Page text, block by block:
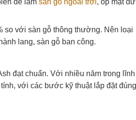
để làm sàn gỗ ngoài trời, ốp mặt
so với sàn gỗ thông thường. Nên loại
lang, sàn gỗ ban công.
đạt chuẩn. Với nhiều năm trong lĩnh
với các bước kỹ thuật lắp đặt đúng